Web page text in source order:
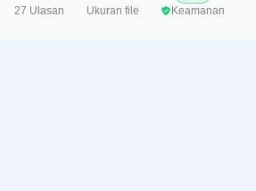
27 Ulasan Ukuran file
Keamanan